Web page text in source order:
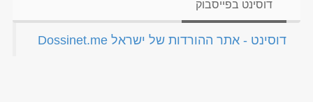
דוסינט בפייסבוק
‏דוסינט - אתר ההורדות של ישראל Dossinet.me‏